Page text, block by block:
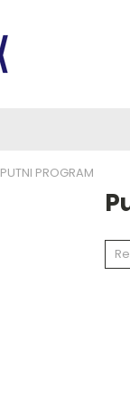
PUTNI PROGRAM